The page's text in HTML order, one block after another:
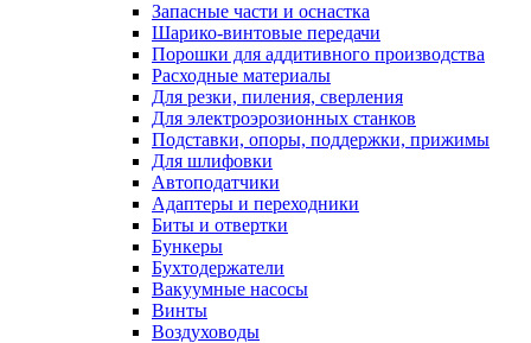
Запасные части и оснастка
Шарико-винтовые передачи
Порошки для аддитивного производства
Расходные материалы
Для резки, пиления, сверления
Для электроэрозионных станков
Подставки, опоры, поддержки, прижимы
Для шлифовки
Автоподатчики
Адаптеры и переходники
Биты и отвертки
Бункеры
Бухтодержатели
Вакуумные насосы
Винты
Воздуховоды